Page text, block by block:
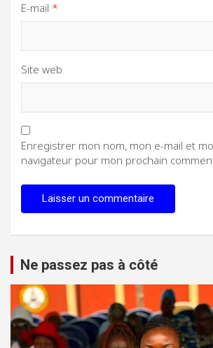
E-mail *
Site web
Enregistrer mon nom, mon e-mail et
navigateur pour mon prochain
Ne passez pas à côté